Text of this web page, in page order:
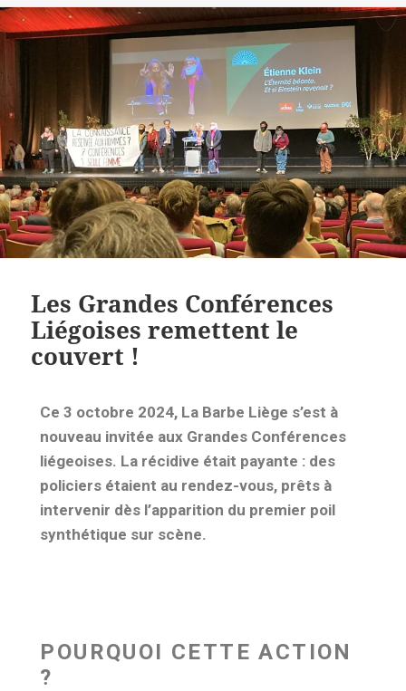
Les Grandes Conférences
Liégoises remettent le
couvert !
Ce 3 octobre 2024, La Barbe Liège s’est à
nouveau invitée aux Grandes Conférences
liégeoises. La récidive était payante : des
policiers étaient au rendez-vous, prêts à
intervenir dès l’apparition du premier poil
synthétique sur scène.
POURQUOI CETTE ACTION
?